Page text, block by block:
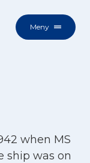
Meny
when MS
ship was on